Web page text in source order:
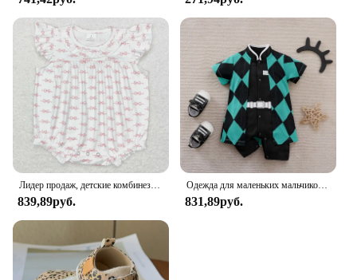
Лидер продаж, детские комбинезоны для маленьких девочек, розовый комбинезон с бантом и рукавами-фонариками, Осенние Комбинезоны для маленьких девочек, комбинезоны
839,89руб.
Одежда для маленьких мальчиков, костюм для новорожденных, летняя дышащая одежда для скалолазания, Детский комбинезон для косплея
831,89руб.